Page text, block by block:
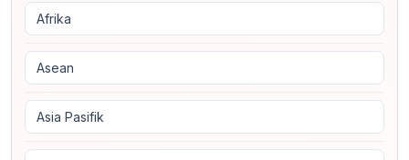
Afrika
Asean
Asia Pasifik